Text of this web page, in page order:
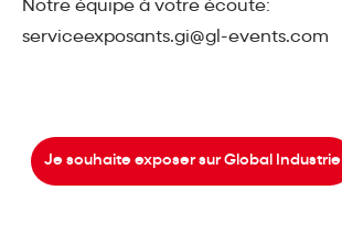
Notre équipe à votre écoute:
serviceexposants.gi@gl-events.com
Je souhaite exposer sur Global Industrie